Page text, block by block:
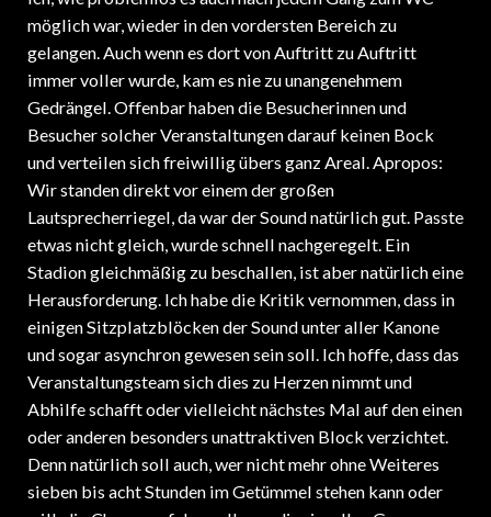
möglich war, wieder in den vordersten Bereich zu
gelangen. Auch wenn es dort von Auftritt zu Auftritt
immer voller wurde, kam es nie zu unangenehmem
Gedrängel. Offenbar haben die Besucherinnen und
Besucher solcher Veranstaltungen darauf keinen Bock
und verteilen sich freiwillig übers ganz Areal. Apropos:
Wir standen direkt vor einem der großen
Lautsprecherriegel, da war der Sound natürlich gut. Passte
etwas nicht gleich, wurde schnell nachgeregelt. Ein
Stadion gleichmäßig zu beschallen, ist aber natürlich eine
Herausforderung. Ich habe die Kritik vernommen, dass in
einigen Sitzplatzblöcken der Sound unter aller Kanone
und sogar asynchron gewesen sein soll. Ich hoffe, dass das
Veranstaltungsteam sich dies zu Herzen nimmt und
Abhilfe schafft oder vielleicht nächstes Mal auf den einen
oder anderen besonders unattraktiven Block verzichtet.
Denn natürlich soll auch, wer nicht mehr ohne Weiteres
sieben bis acht Stunden im Getümmel stehen kann oder
will, die Chance auf den vollen audiovisuellen Genuss